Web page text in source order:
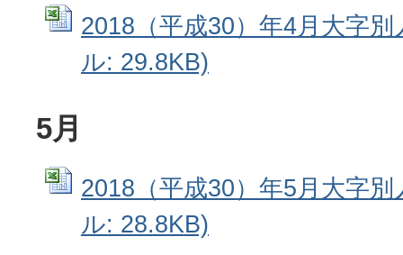
2018（平成30）年4月大字
ル: 29.8KB)
5月
2018（平成30）年5月大字
ル: 28.8KB)